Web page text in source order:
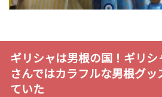
ギリシャは男根の国！ギリシ
さんではカラフルな男根グ
ていた